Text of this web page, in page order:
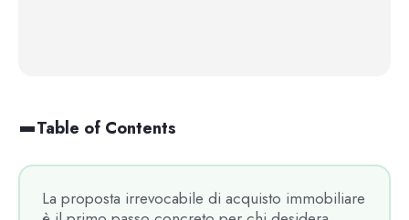
La proposta irrevocabile di acquisto immobiliare
Table of Contents